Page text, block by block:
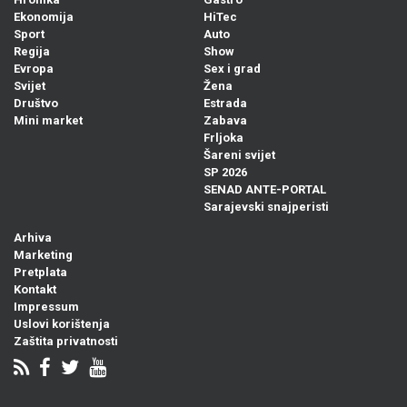
Ekonomija
Sport
Regija
Evropa
Svijet
Društvo
Mini market
HiTec
Auto
Show
Sex i grad
Žena
Estrada
Zabava
Frljoka
Šareni svijet
SP 2026
SENAD ANTE-PORTAL
Sarajevski snajperisti
Arhiva
Marketing
Pretplata
Kontakt
Impressum
Uslovi korištenja
Zaštita privatnosti